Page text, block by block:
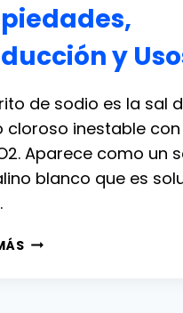
y
de sodio es la sal
cloroso inestable
Aparece como un
blanco que es
CLORITO